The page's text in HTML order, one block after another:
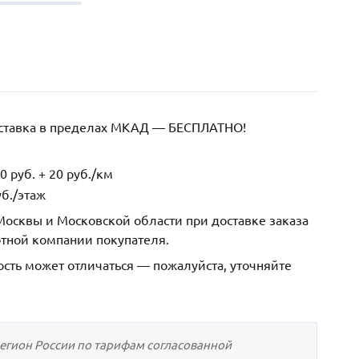
в пределах МКАД — БЕСПЛАТНО!
руб. + 20 руб./км
этаж
и Московской области при доставке заказа
компании покупателя.
может отличаться — пожалуйста, уточняйте
России по тарифам согласованной